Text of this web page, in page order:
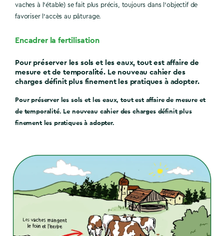
vaches à l’étable) se fait plus précis, toujours dans l’objectif de
favoriser l’accès au pâturage.
Encadrer la fertilisation
Pour préserver les sols et les eaux, tout est affaire de
mesure et de temporalité. Le nouveau cahier des
charges définit plus finement les pratiques à adopter.
Pour préserver les sols et les eaux, tout est affaire de mesure et
de temporalité. Le nouveau cahier des charges définit plus
finement les pratiques à adopter.